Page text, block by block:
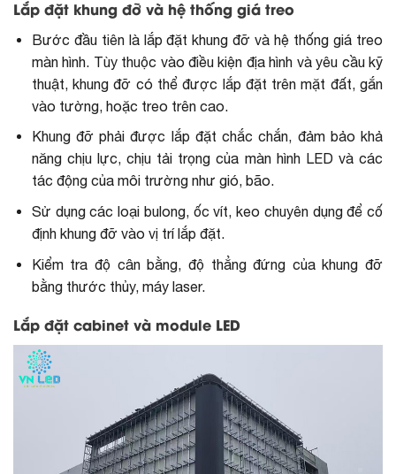
Lắp đặt khung đỡ và hệ thống giá treo
Bước đầu tiên là lắp đặt khung đỡ và hệ thống giá treo
màn hình. Tùy thuộc vào điều kiện địa hình và yêu cầu kỹ
thuật, khung đỡ có thể được lắp đặt trên mặt đất, gắn
vào tường, hoặc treo trên cao.
Khung đỡ phải được lắp đặt chắc chắn, đảm bảo khả
năng chịu lực, chịu tải trọng của màn hình LED và các
tác động của môi trường như gió, bão.
Sử dụng các loại bulong, ốc vít, keo chuyên dụng để cố
định khung đỡ vào vị trí lắp đặt.
Kiểm tra độ cân bằng, độ thẳng đứng của khung đỡ
bằng thước thủy, máy laser.
Lắp đặt cabinet và module LED